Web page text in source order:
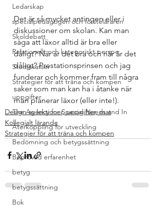
Ledarskap
specialpedagogen och försteläraren
Skoldebatt
Relationellt och kategoriskt perspe
Stödinsatser
Strategier för att träna och kompen
uppgifter
The Agency for Special Needs and In
Återkoppling för utveckling
Bedömning och betygssättning
Beprövad erfarenhet
betyg
betygssättning
Bok
Det är så mycket antingen eller i
diskussioner om skolan. Kan man
säga att läxor alltid är bra eller
dåligt? När är det bra och när är det
dåligt? Prestationsprinsen och jag
funderar och kommer fram till några
saker som man kan ha i åtanke när
man planerar läxor (eller inte!).
Design av lektioner, uppgifter, mat
Kollegialt lärande
Strategier för att träna och kompen